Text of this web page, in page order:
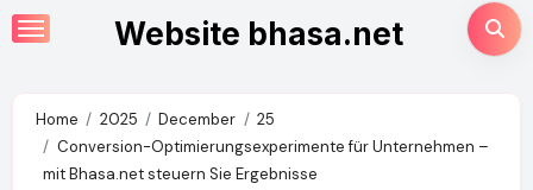
Skip
to
Website bhasa.net
Home 2025 December
25
Conversion-Optimierungsexperimente für Unternehmen –
mit Bhasa.net steuern Sie Ergebnisse